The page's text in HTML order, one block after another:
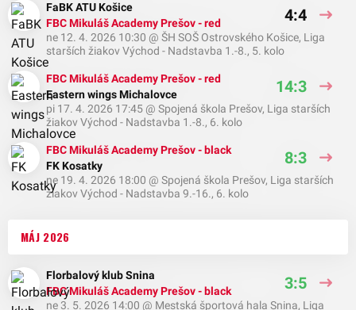
FaBK ATU Košice
FBC Mikuláš Academy Prešov - red
4:4
ne 12. 4. 2026 10:30 @ ŠH SOŠ Ostrovského Košice, Liga
starších žiakov Východ - Nadstavba 1.-8., 5. kolo
FBC Mikuláš Academy Prešov - red
Eastern wings Michalovce
14:3
pi 17. 4. 2026 17:45 @ Spojená škola Prešov, Liga starších
žiakov Východ - Nadstavba 1.-8., 6. kolo
FBC Mikuláš Academy Prešov - black
FK Kosatky
8:3
ne 19. 4. 2026 18:00 @ Spojená škola Prešov, Liga starších
žiakov Východ - Nadstavba 9.-16., 6. kolo
MÁJ 2026
Florbalový klub Snina
FBC Mikuláš Academy Prešov - black
3:5
ne 3. 5. 2026 14:00 @ Mestská športová hala Snina, Liga